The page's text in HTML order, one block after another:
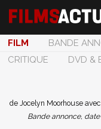
FILM BANDE
CRITIQUE
DVD &
de Jocelyn Moorhouse
Bande annonce,